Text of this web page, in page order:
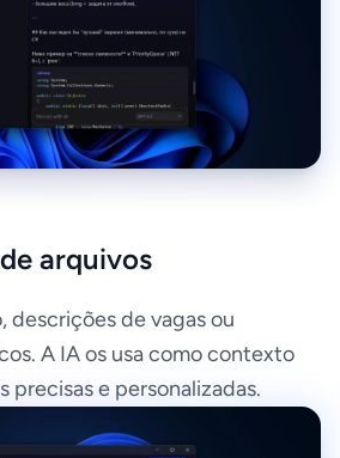
arquivos
descrições de vagas ou
A IA os usa como contexto
precisas e personalizadas.